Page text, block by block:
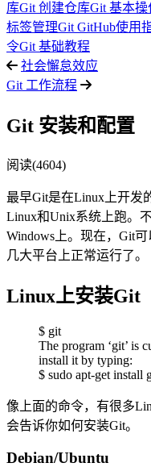
库Git 创建仓库Git 基本操
标签管理Git GitHub使用
令Git 基础教程
社会懈怠效应
Git 工作流程
Git 安装和配置
阅读(4604)
最早Git是在Linux上开发
Linux和Unix系统上跑。
Windows上。现在，Git
几大平台上正常运行了。
Linux上安装Git
$ git
The program ‘git’ is
install it by typing:
$ sudo apt-get install
像上面的命令，有很多
会告诉你如何安装Git。
Debian/Ubuntu